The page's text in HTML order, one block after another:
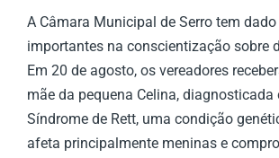
A Câmara Municipal de Serro tem
importantes na conscientização sobre
Em 20 de agosto, os vereadores
mãe da pequena Celina, diagnosticada
Síndrome de Rett, uma condição
afeta principalmente meninas e